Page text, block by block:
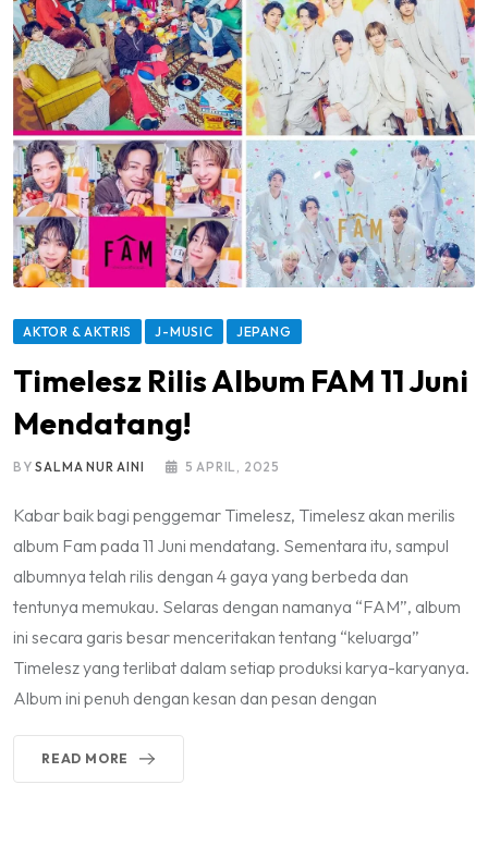
AKTOR & AKTRIS J-MUSIC JEPANG
Timelesz Rilis Album FAM 11 Juni
Mendatang!
BYSALMA NUR AINI 5 APRIL, 2025
Kabar baik bagi penggemar Timelesz, Timelesz akan merilis
album Fam pada 11 Juni mendatang. Sementara itu, sampul
albumnya telah rilis dengan 4 gaya yang berbeda dan
tentunya memukau. Selaras dengan namanya “FAM”, album
ini secara garis besar menceritakan tentang “keluarga”
Timelesz yang terlibat dalam setiap produksi karya-karyanya.
Album ini penuh dengan kesan dan pesan dengan
READ MORE